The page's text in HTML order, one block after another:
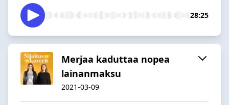
28:25
Merjaa kaduttaa nopea
lainanmaksu
2021-03-09